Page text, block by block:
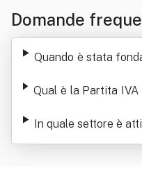
Domande
Di Liu Yanping
Quando è stata
Qual è la Partita IVA
In quale settore è
ng